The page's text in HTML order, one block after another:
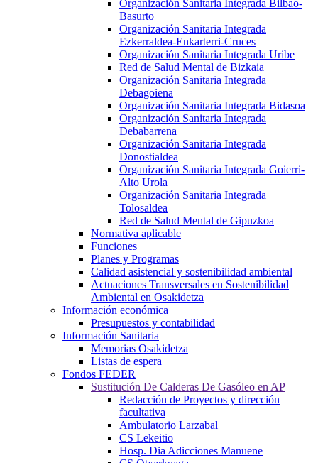
Organización Sanitaria Integrada Bilbao-
Basurto
Organización Sanitaria Integrada
Ezkerraldea-Enkarterri-Cruces
Organización Sanitaria Integrada Uribe
Red de Salud Mental de Bizkaia
Organización Sanitaria Integrada
Debagoiena
Organización Sanitaria Integrada Bidasoa
Organización Sanitaria Integrada
Debabarrena
Organización Sanitaria Integrada
Donostialdea
Organización Sanitaria Integrada Goierri-
Alto Urola
Organización Sanitaria Integrada
Tolosaldea
Red de Salud Mental de Gipuzkoa
Normativa aplicable
Funciones
Planes y Programas
Calidad asistencial y sostenibilidad ambiental
Actuaciones Transversales en Sostenibilidad
Ambiental en Osakidetza
Información económica
Presupuestos y contabilidad
Información Sanitaria
Memorias Osakidetza
Listas de espera
Fondos FEDER
Sustitución De Calderas De Gasóleo en AP
Redacción de Proyectos y dirección
facultativa
Ambulatorio Larzabal
CS Lekeitio
Hosp. Dia Adicciones Manuene